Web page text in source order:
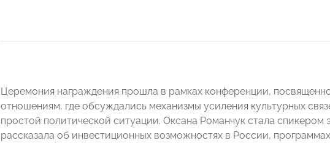
Церемония награждения прошла в рамках конференции,
отношениям, где обсуждались механизмы усиления культурных
простой политической ситуации. Оксана Романчук стала
рассказала об инвестиционных возможностях в России,